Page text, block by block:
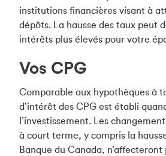
institutions financières visant à
dépôts. La hausse des taux peut
intérêts plus élevés pour votre
Vos CPG
Comparable aux hypothèques à
d’intérêt des CPG est établi
l’investissement. Les
à court terme, y compris la
Banque du Canada, n’affecteront